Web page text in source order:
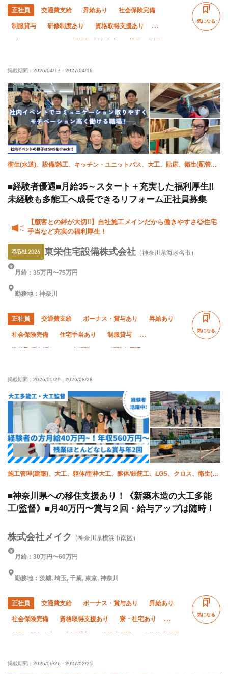
正社員 交通費支給 昇給あり 社会保険完備
制服貸与 研修制度あり 資格取得支援あり
ピアス・ネイルOK 髪型・髪色自由 禁煙・分煙
年齢不問 50代以上活躍中
女性活躍中 残業ゼロ 直帰・直行OK 夏季休暇
年末年始休暇 転勤なし 車・バイク通勤OK
気になる
掲載期間： 2026/04/17 - 2027/04/16
衛生(水道)、設備/雑工、キッチン・ユニットバス、大工、貼床、衛生(配管
■経験者優遇■月給35～スタート＋充実した福利厚生‼︎
未経験も多能工へ成長できるリフォーム正社員募集
【顧客との絆が大切‼︎】自社施工メインだから働きやすさ◎住宅
手当など充実の福利厚生！
東栄住宅設備株式会社 （神奈川県海老名市）
月給：35万円〜75万円
勤務地：神奈川
正社員 交通費支給 ボーナス・賞与あり 昇給あり
社会保険完備 住宅手当あり 制服貸与
車・バイク通勤OK 転勤なし
気になる
掲載期間： 2026/05/29 - 2026/08/28
施工管理(建築)、大工、躯体/型枠大工、躯体/鉄筋工、LGS、クロス、衛生(水
■神奈川県への移住支援あり！《新築木造の大工多能
工/監督》■月40万円〜賞与２回・給与アップは随時！
株式会社メイク （神奈川県横浜市南区）
月給：30万円〜60万円
勤務地：茨城, 埼玉, 千葉, 東京, 神奈川
正社員 交通費支給 ボーナス・賞与あり 昇給あり
社会保険完備 資格取得支援あり 寮・社宅あり
年末年始休暇 車・バイク通勤OK
気になる
掲載期間： 2026/06/26 - 2027/02/25